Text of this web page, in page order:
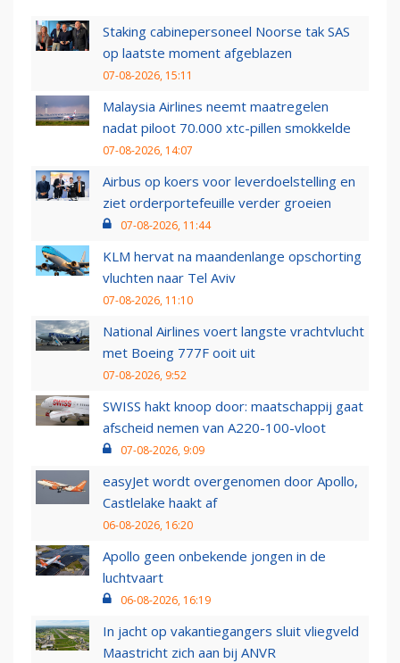
Staking cabinepersoneel Noorse tak SAS
op laatste moment afgeblazen
07-08-2026, 15:11
Malaysia Airlines neemt maatregelen
nadat piloot 70.000 xtc-pillen smokkelde
07-08-2026, 14:07
Airbus op koers voor leverdoelstelling en
ziet orderportefeuille verder groeien
07-08-2026, 11:44
KLM hervat na maandenlange opschorting
vluchten naar Tel Aviv
07-08-2026, 11:10
National Airlines voert langste vrachtvlucht
met Boeing 777F ooit uit
07-08-2026, 9:52
SWISS hakt knoop door: maatschappij gaat
afscheid nemen van A220-100-vloot
07-08-2026, 9:09
easyJet wordt overgenomen door Apollo,
Castlelake haakt af
06-08-2026, 16:20
Apollo geen onbekende jongen in de
luchtvaart
06-08-2026, 16:19
In jacht op vakantiegangers sluit vliegveld
Maastricht zich aan bij ANVR